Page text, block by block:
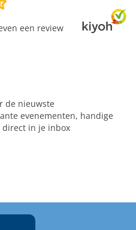
een review
de nieuwste
evenementen, handige
direct in je inbox